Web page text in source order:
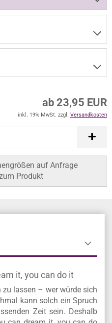
ab 23,95 EUR
inkl. 19% MwSt. zzgl. Versandkosten
auf Anfrage
Produkt
it, you can do it
zu lassen – wer würde sich
kann solch ein Spruch
Zeit sein. Deshalb